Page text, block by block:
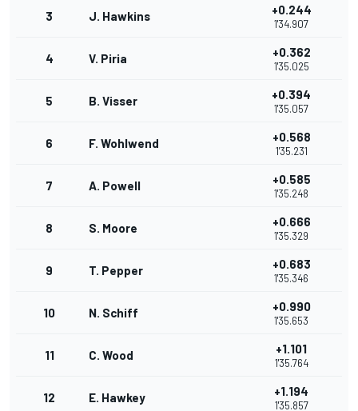
3 J. Hawkins +0.244
1'34.907
4 V. Piria +0.362
1'35.025
5 B. Visser +0.394
1'35.057
6 F. Wohlwend +0.568
1'35.231
7 A. Powell +0.585
1'35.248
8 S. Moore +0.666
1'35.329
9 T. Pepper +0.683
1'35.346
10 N. Schiff +0.990
1'35.653
11 C. Wood +1.101
1'35.764
12 E. Hawkey +1.194
1'35.857